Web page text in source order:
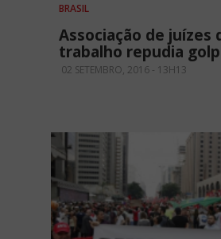
BRASIL
Associação de juízes
trabalho repudia
02 SETEMBRO, 2016 - 13H13